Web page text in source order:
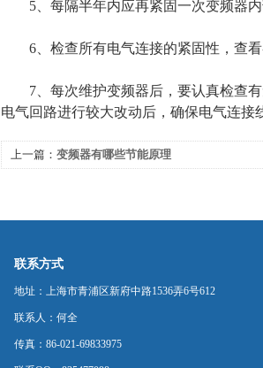
5、每隔半年内应再紧固一次变频器内
6、检查所有电气连接的紧固性，查看
7、每次维护变频器后，要认真检查有
电气回路进行较大改动后，确保电气连接
上一篇： 变频器有哪些节能原理
联系方式
地址：上海市青浦区新府中路1536弄6号612
联系人：何全
传真：86-021-69833975